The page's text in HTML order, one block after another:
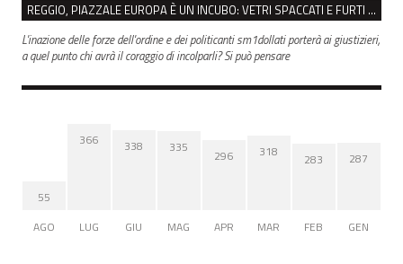
REGGIO, PIAZZALE EUROPA È UN INCUBO: VETRI SPACCATI E FURTI SULLE AUTO IN SOSTA
L'inazione delle forze dell'ordine e dei politicanti sm1dollati porterà ai giustizieri,
a quel punto chi avrà il coraggio di incolparli? Si può pensare
55
AGO
366
LUG
338
GIU
335
MAG
296
APR
318
MAR
283
FEB
287
GEN